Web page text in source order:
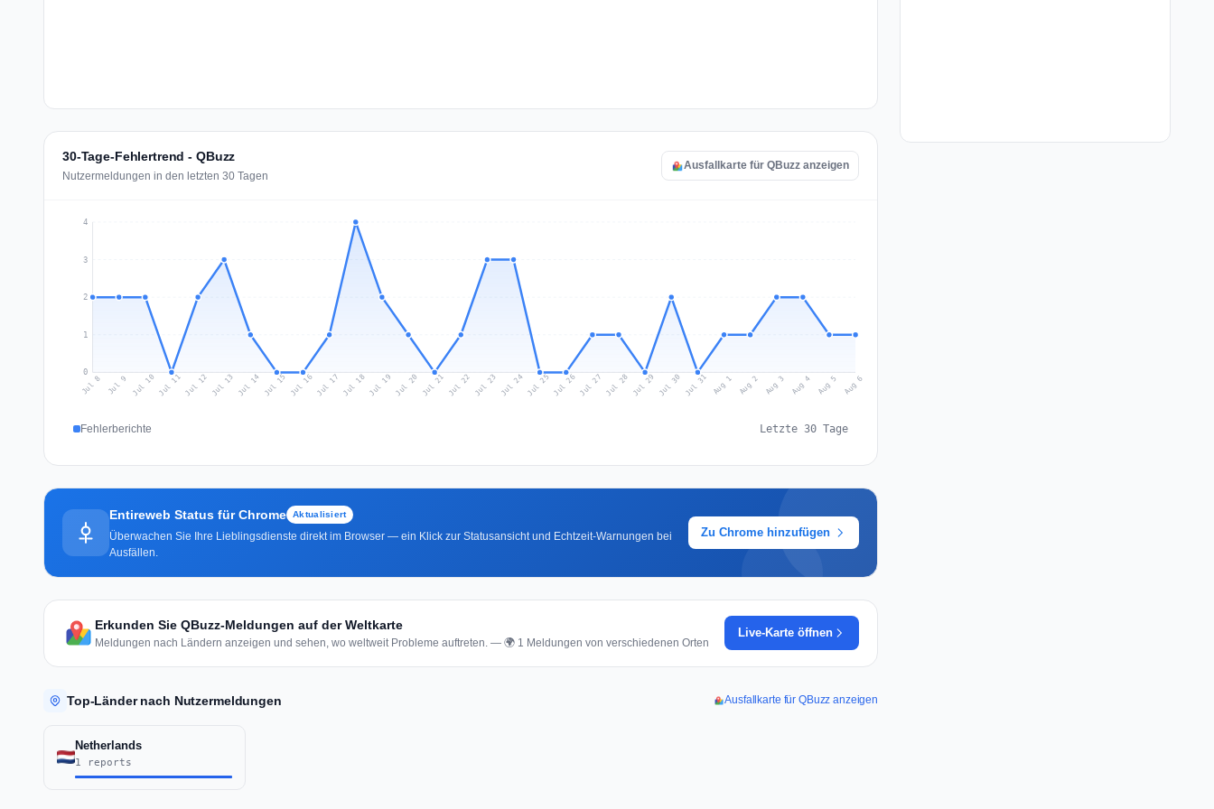
30-Tage-Fehlertrend - QBuzz
Nutzermeldungen in den letzten 30 Tagen
Ausfallkarte für QBuzz anzeigen
0
1
2
3
4
Jul 8 Jul 9 Jul 10 Jul 11Jul 12 Jul 13 Jul 14 Jul 15 Jul 16Jul 17 Jul 18Jul 19 Jul 20 Jul 21 Jul 22 Jul 23 Jul 24Jul 25 Jul 26Jul 27 Jul 28 Jul 29 Jul 30 Jul 31 Aug 1 Aug 2 Aug 3 Aug 4 Aug 5 Aug 6
Fehlerberichte Letzte 30 Tage
Entireweb Status für Chrome Aktualisiert
Überwachen Sie Ihre Lieblingsdienste direkt im Browser — ein Klick zur Statusansicht und Echtzeit-Warnungen bei
Ausfällen.
Zu Chrome hinzufügen
Erkunden Sie QBuzz-Meldungen auf der Weltkarte
Meldungen nach Ländern anzeigen und sehen, wo weltweit Probleme auftreten. — 🌍 1 Meldungen von verschiedenen Orten
Live-Karte öffnen
Top-Länder nach Nutzermeldungen Ausfallkarte für QBuzz anzeigen
Netherlands
1 reports